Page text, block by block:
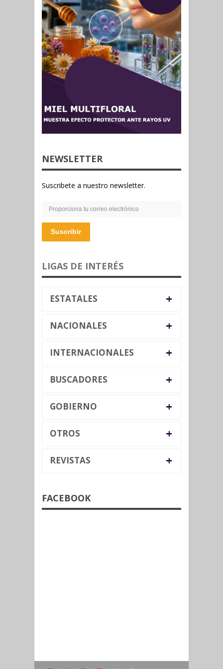
NEWSLETTER
Suscribete a nuestro newsletter.
Suscribir
LIGAS DE INTERÉS
ESTATALES +
NACIONALES +
INTERNACIONALES +
BUSCADORES +
GOBIERNO +
OTROS +
REVISTAS +
FACEBOOK